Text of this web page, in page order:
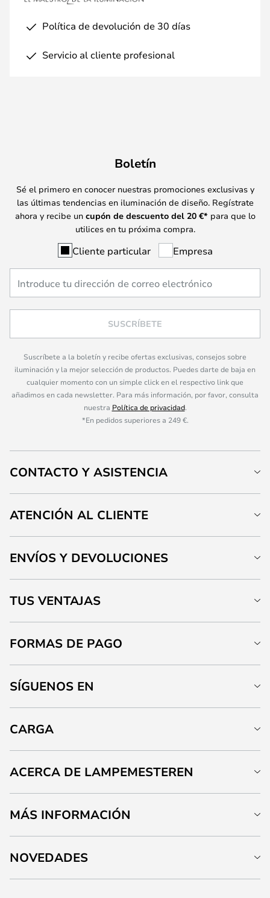
Política de devolución de 30 días
Servicio al cliente profesional
Boletín
Sé el primero en conocer nuestras promociones exclusivas y
las últimas tendencias en iluminación de diseño. Regístrate
ahora y recibe un cupón de descuento del 20 €* para que lo
utilices en tu próxima compra.
Cliente particular Empresa
SUSCRÍBETE
Suscríbete a la boletín y recibe ofertas exclusivas, consejos sobre
iluminación y la mejor selección de productos. Puedes darte de baja en
cualquier momento con un simple click en el respectivo link que
añadimos en cada newsletter. Para más información, por favor, consulta
nuestra Política de privacidad.
*En pedidos superiores a 249 €.
CONTACTO Y ASISTENCIA
ATENCIÓN AL CLIENTE
ENVÍOS Y DEVOLUCIONES
TUS VENTAJAS
FORMAS DE PAGO
SÍGUENOS EN
CARGA
ACERCA DE LAMPEMESTEREN
MÁS INFORMACIÓN
NOVEDADES